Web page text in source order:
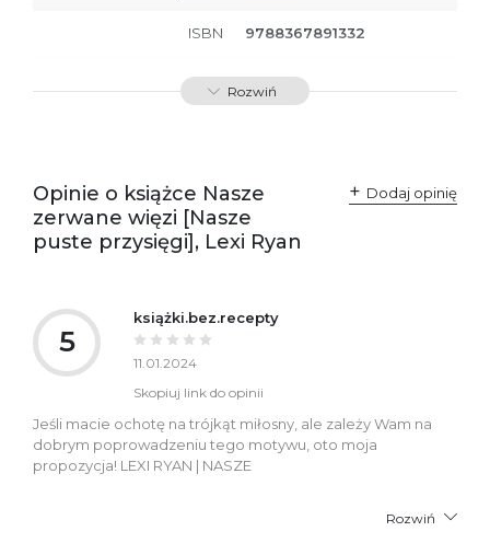
ISBN 9788367891332
SKU: K800564
Rozwiń
Opinie o książce Nasze
zerwane więzi [Nasze
puste przysięgi], Lexi Ryan
Dodaj opinię
5
książki.bez.recepty
11.01.2024
Skopiuj link do opinii
Jeśli macie ochotę na trójkąt miłosny, ale zależy Wam na
dobrym poprowadzeniu tego motywu, oto moja
propozycja! LEXI RYAN | NASZE
Rozwiń